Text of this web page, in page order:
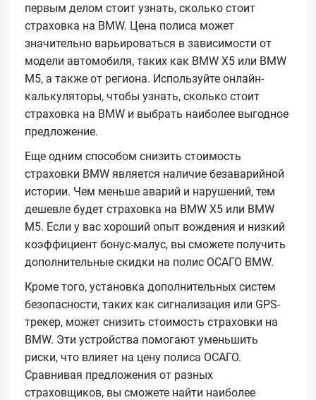
первым делом стоит узнать, сколько стоит
страховка на BMW. Цена полиса может
значительно варьироваться в зависимости от
модели автомобиля, таких как BMW X5 или BMW
M5, а также от региона. Используйте онлайн-
калькуляторы, чтобы узнать, сколько стоит
страховка на BMW и выбрать наиболее выгодное
предложение.
Еще одним способом снизить стоимость
страховки BMW является наличие безаварийной
истории. Чем меньше аварий и нарушений, тем
дешевле будет страховка на BMW X5 или BMW
M5. Если у вас хороший опыт вождения и низкий
коэффициент бонус-малус, вы сможете получить
дополнительные скидки на полис ОСАГО BMW.
Кроме того, установка дополнительных систем
безопасности, таких как сигнализация или GPS-
трекер, может снизить стоимость страховки на
BMW. Эти устройства помогают уменьшить
риски, что влияет на цену полиса ОСАГО.
Сравнивая предложения от разных
страховщиков, вы сможете найти наиболее